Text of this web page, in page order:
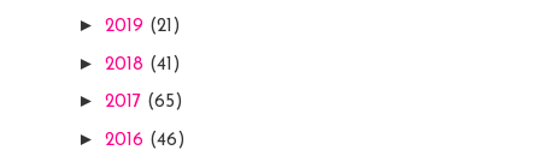
► 2019 (21)
► 2018 (41)
► 2017 (65)
► 2016 (46)